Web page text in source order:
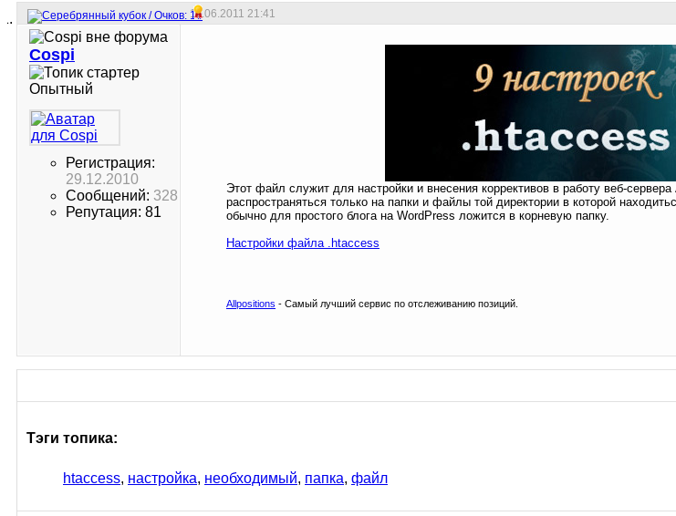
11.06.2011 21:41
Cospi
Опытный
Регистрация:
29.12.2010
Сообщений: 328
Репутация: 81
Этот файл служит для настройки и внесения коррективов в работу веб-
распространяться только на папки и файлы той директории в которой
обычно для простого блога на WordPress ложится в корневую папку.
Настройки файла .htaccess
Allpositions - Самый лучший сервис по отслеживанию позиций.
Тэги топика:
htaccess, настройка, необходимый, папка, файл